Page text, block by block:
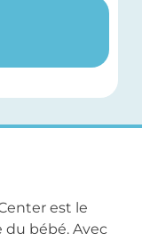
est le
du bébé. Avec